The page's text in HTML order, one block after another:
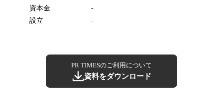
資本金
-
設立
-
PR TIMESのご利用について
資料をダウンロード